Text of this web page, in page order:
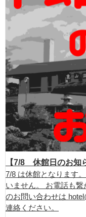
【7/8 休館日のお知
7/8 は休館となります
いません。 お電話も
のお問い合わせは
連絡ください。